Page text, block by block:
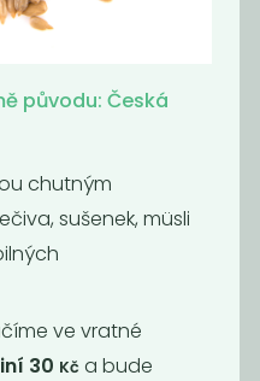
70
BIO Sezam
původu: Česká
chutným
sušenek, müsli
ve vratné
30 Kč a bude